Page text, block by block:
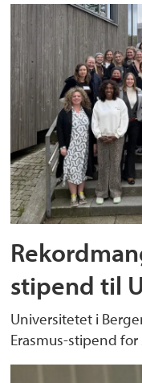
stipend til
Universitetet i
Erasmus-stipend